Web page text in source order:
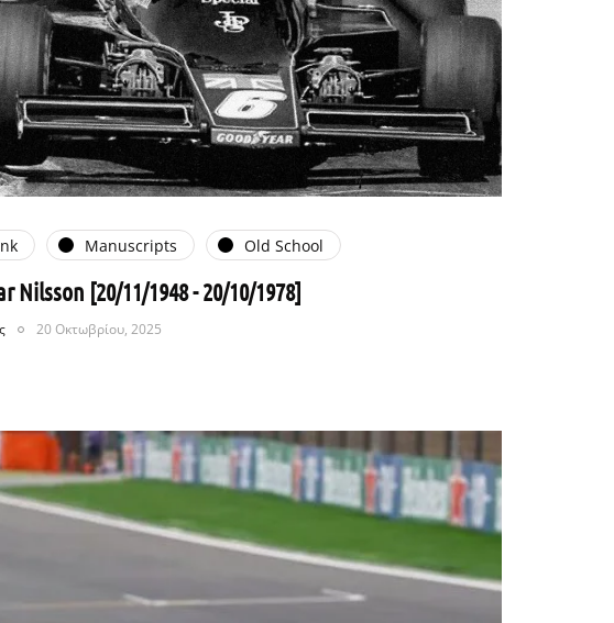
Manuscripts Old School
Nilsson [20/11/1948 - 20/10/1978]
20 Οκτωβρίου, 2025